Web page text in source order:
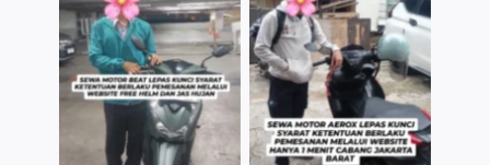
TNo Caption TNo Caption